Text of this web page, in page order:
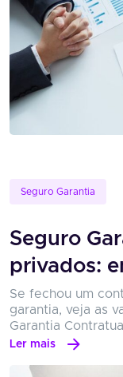
Seguro Garantia
Seguro
privados:
Se fechou um
garantia, veja as
Garantia
Ler mais